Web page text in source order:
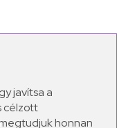
javítsa a
célzott
honnan
szó